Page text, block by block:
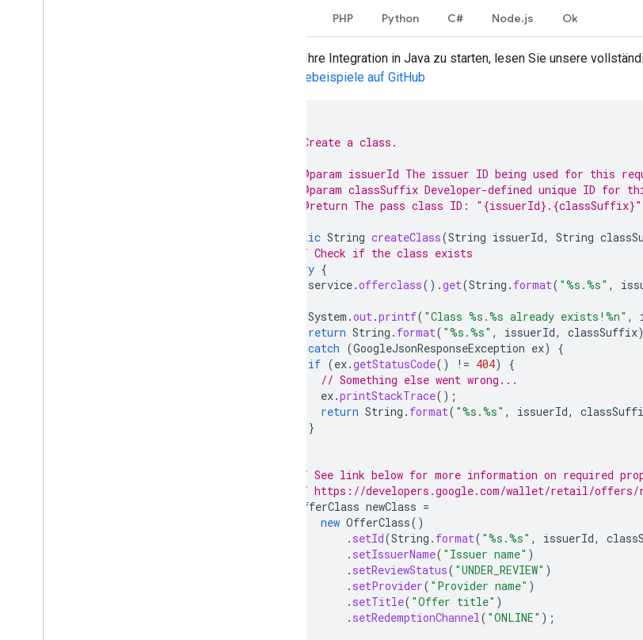
PHP Python C# Node.js Ok
Um Ihre Integration in Java zu starten, lesen Sie unsere
Codebeispiele auf GitHub
* Create a class.
* @param issuerId The issuer ID being used for this
* @param classSuffix Developer-defined unique ID for
* @return The pass class ID: "{issuerId}.{classSuffix}"
public String createClass(String issuerId, String
// Check if the class exists
try {
service.offerclass().get(String . format( "%s.%s" ,
System .out.printf( "Class %s.%s already exists!%n" ,
return String . format( "%s.%s" , issuerId, classSuffix
catch (GoogleJsonResponseException ex)
{
if (ex.getStatusCode() != 404)
{
// Something else went wrong...
ex.printStackTrace();
return String . format( "%s.%s" , issuerId,
}
// See link below for more information on required
// https://developers.google.com/wallet/retail/
OfferClass newClass =
new OfferClass()
. setId(String . format( "%s.%s" , issuerId,
. setIssuerName( "Issuer name" )
. setReviewStatus( "UNDER_REVIEW" )
. setProvider( "Provider name" )
. setTitle( "Offer title" )
. setRedemptionChannel( "ONLINE" );